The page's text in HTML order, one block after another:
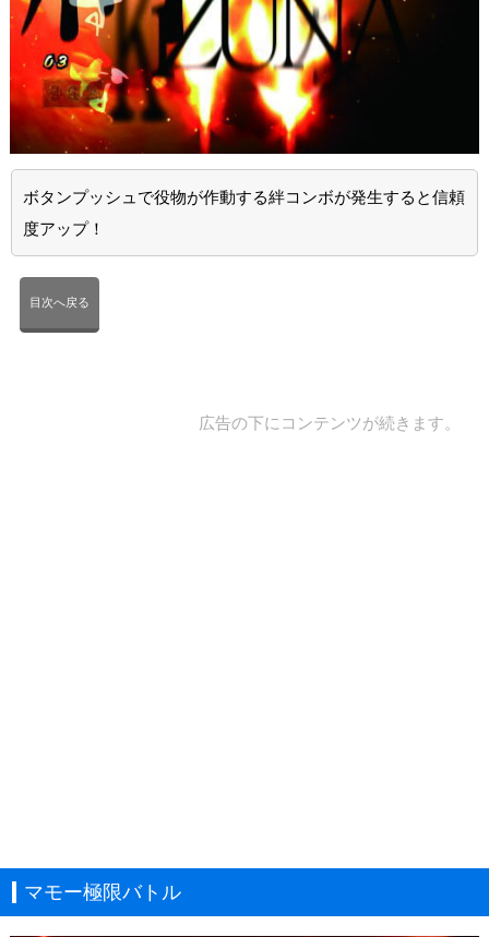
ボタンプッシュで役物が作動する絆コンボが発生すると信頼
度アップ！
目次へ戻る
広告の下にコンテンツが続きます。
マモー極限バトル